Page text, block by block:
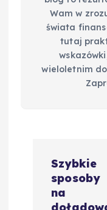
Wam w
świata
tutaj
wieloletnim
Szybkie
sposoby
na